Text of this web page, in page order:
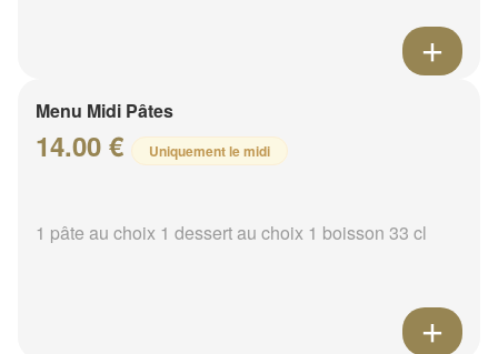
Menu Midi Pâtes
14.00 € Uniquement le midi
1 pâte au choix 1 dessert au choix 1 boisson 33 cl